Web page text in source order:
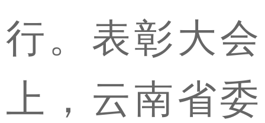
行。表彰大会
上，云南省委